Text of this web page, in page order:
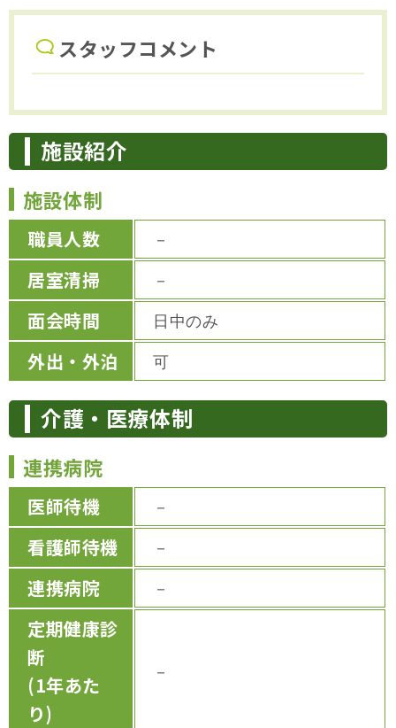
スタッフコメント
施設紹介
施設体制
職員人数 －
居室清掃 －
面会時間 日中のみ
外出・外泊 可
介護・医療体制
連携病院
医師待機 －
看護師待機 －
連携病院 －
定期健康診
断
(1年あた
り)
－